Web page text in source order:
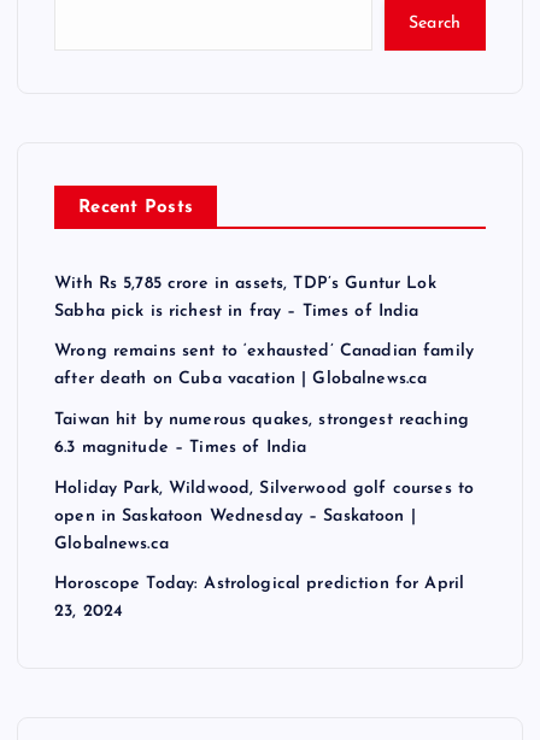
Search
Recent Posts
With Rs 5,785 crore in assets, TDP’s Guntur Lok
Sabha pick is richest in fray – Times of India
Wrong remains sent to ‘exhausted’ Canadian family
after death on Cuba vacation | Globalnews.ca
Taiwan hit by numerous quakes, strongest reaching
6.3 magnitude – Times of India
Holiday Park, Wildwood, Silverwood golf courses to
open in Saskatoon Wednesday – Saskatoon |
Globalnews.ca
Horoscope Today: Astrological prediction for April
23, 2024